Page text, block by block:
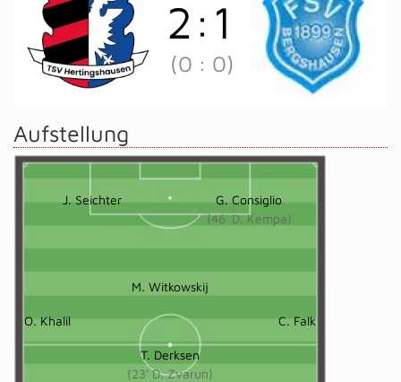
2 : 1
(0 : 0)
Aufstellung
J. Seichter
G. Consiglio
(46' D. Kempa)
M. Witkowskij
O. Khalil C. Falk
T. Derksen
(23' D. Zvarun)